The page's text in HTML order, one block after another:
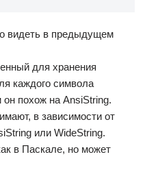
видеть в предыдущем
для хранения
каждого символа
похож на AnsiString.
в зависимости от
или WideString.
в Паскале, но может